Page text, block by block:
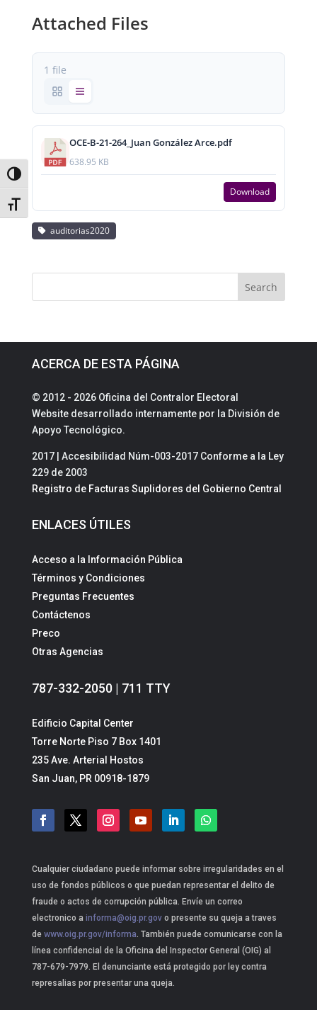
Toggle High Contrast
Toggle Font size
Attached Files
1 file
OCE-B-21-264_Juan González Arce.pdf
638.95 KB
Download
auditorias2020
ACERCA DE ESTA PÁGINA
© 2012 - 2026 Oficina del Contralor Electoral
Website desarrollado internamente por la División de
Apoyo Tecnológico.
2017 | Accesibilidad Núm-003-2017 Conforme a la Ley
229 de 2003
Registro de Facturas Suplidores del Gobierno Central
ENLACES ÚTILES
Acceso a la Información Pública
Términos y Condiciones
Preguntas Frecuentes
Contáctenos
Preco
Otras Agencias
787-332-2050 | 711 TTY
Edificio Capital Center
Torre Norte Piso 7 Box 1401
235 Ave. Arterial Hostos
San Juan, PR 00918-1879
Cualquier ciudadano puede informar sobre irregularidades en el
uso de fondos públicos o que puedan representar el delito de
fraude o actos de corrupción pública. Envíe un correo
electronico a informa@oig.pr.govo presente su queja a traves
dewww.oig.pr.gov/informa. También puede comunicarse con la
línea confidencial de la Oficina del Inspector General (OIG) al
787-679-7979. El denunciante está protegido por ley contra
represalias por presentar una queja.